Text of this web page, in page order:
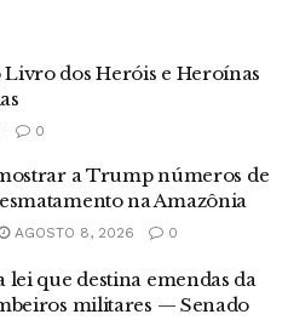
dos Heróis e Heroínas
0
a Trump números de
na Amazônia
AGOSTO 8, 2026 0
lei que destina emendas da
militares — Senado